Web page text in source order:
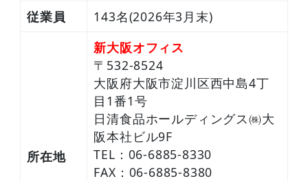
従業員
143名(2026年3月末)
所在地
新大阪オフィス
〒532-8524
大阪府大阪市淀川区西中島4丁
目1番1号
日清食品ホールディングス㈱大
阪本社ビル9F
TEL：06-6885-8330
FAX：06-6885-8380